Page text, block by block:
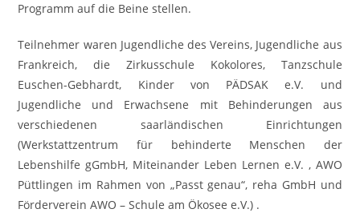
Programm auf die Beine stellen.
Teilnehmer waren Jugendliche des Vereins, Jugendliche aus
Frankreich, die Zirkusschule Kokolores, Tanzschule
Euschen-Gebhardt, Kinder von PÄDSAK e.V. und
Jugendliche und Erwachsene mit Behinderungen aus
verschiedenen saarländischen Einrichtungen
(Werkstattzentrum für behinderte Menschen der
Lebenshilfe gGmbH, Miteinander Leben Lernen e.V. , AWO
Püttlingen im Rahmen von „Passt genau“, reha GmbH und
Förderverein AWO – Schule am Ökosee e.V.) .